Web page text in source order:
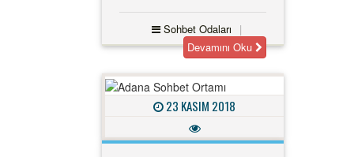
Sohbet Odaları
Devamını Oku
23 KASIM 2018